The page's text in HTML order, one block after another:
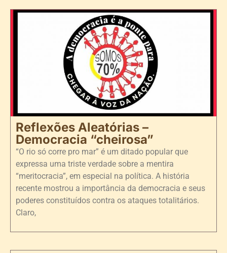
Reflexões Aleatórias –
Democracia “cheirosa”
“O rio só corre pro mar” é um ditado popular que
expressa uma triste verdade sobre a mentira
“meritocracia”, em especial na política. A história
recente mostrou a importância da democracia e seus
poderes constituídos contra os ataques totalitários.
Claro,